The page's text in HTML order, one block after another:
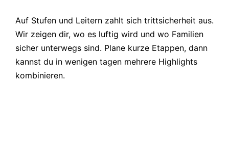
Auf Stufen und Leitern zahlt sich trittsicherheit aus.
Wir zeigen dir, wo es luftig wird und wo Familien
sicher unterwegs sind. Plane kurze Etappen, dann
kannst du in wenigen tagen mehrere Highlights
kombinieren.